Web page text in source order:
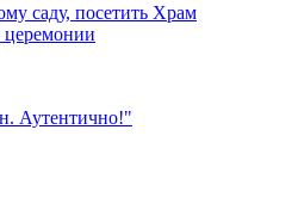
саду, посетить Храм
церемонии